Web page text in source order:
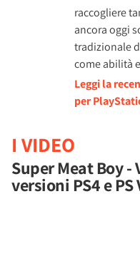
raccogliere
ancora oggi
tradizionale
come abilità
Leggi la
per
I VIDEO
Super Meat Boy
versioni PS4 e PS